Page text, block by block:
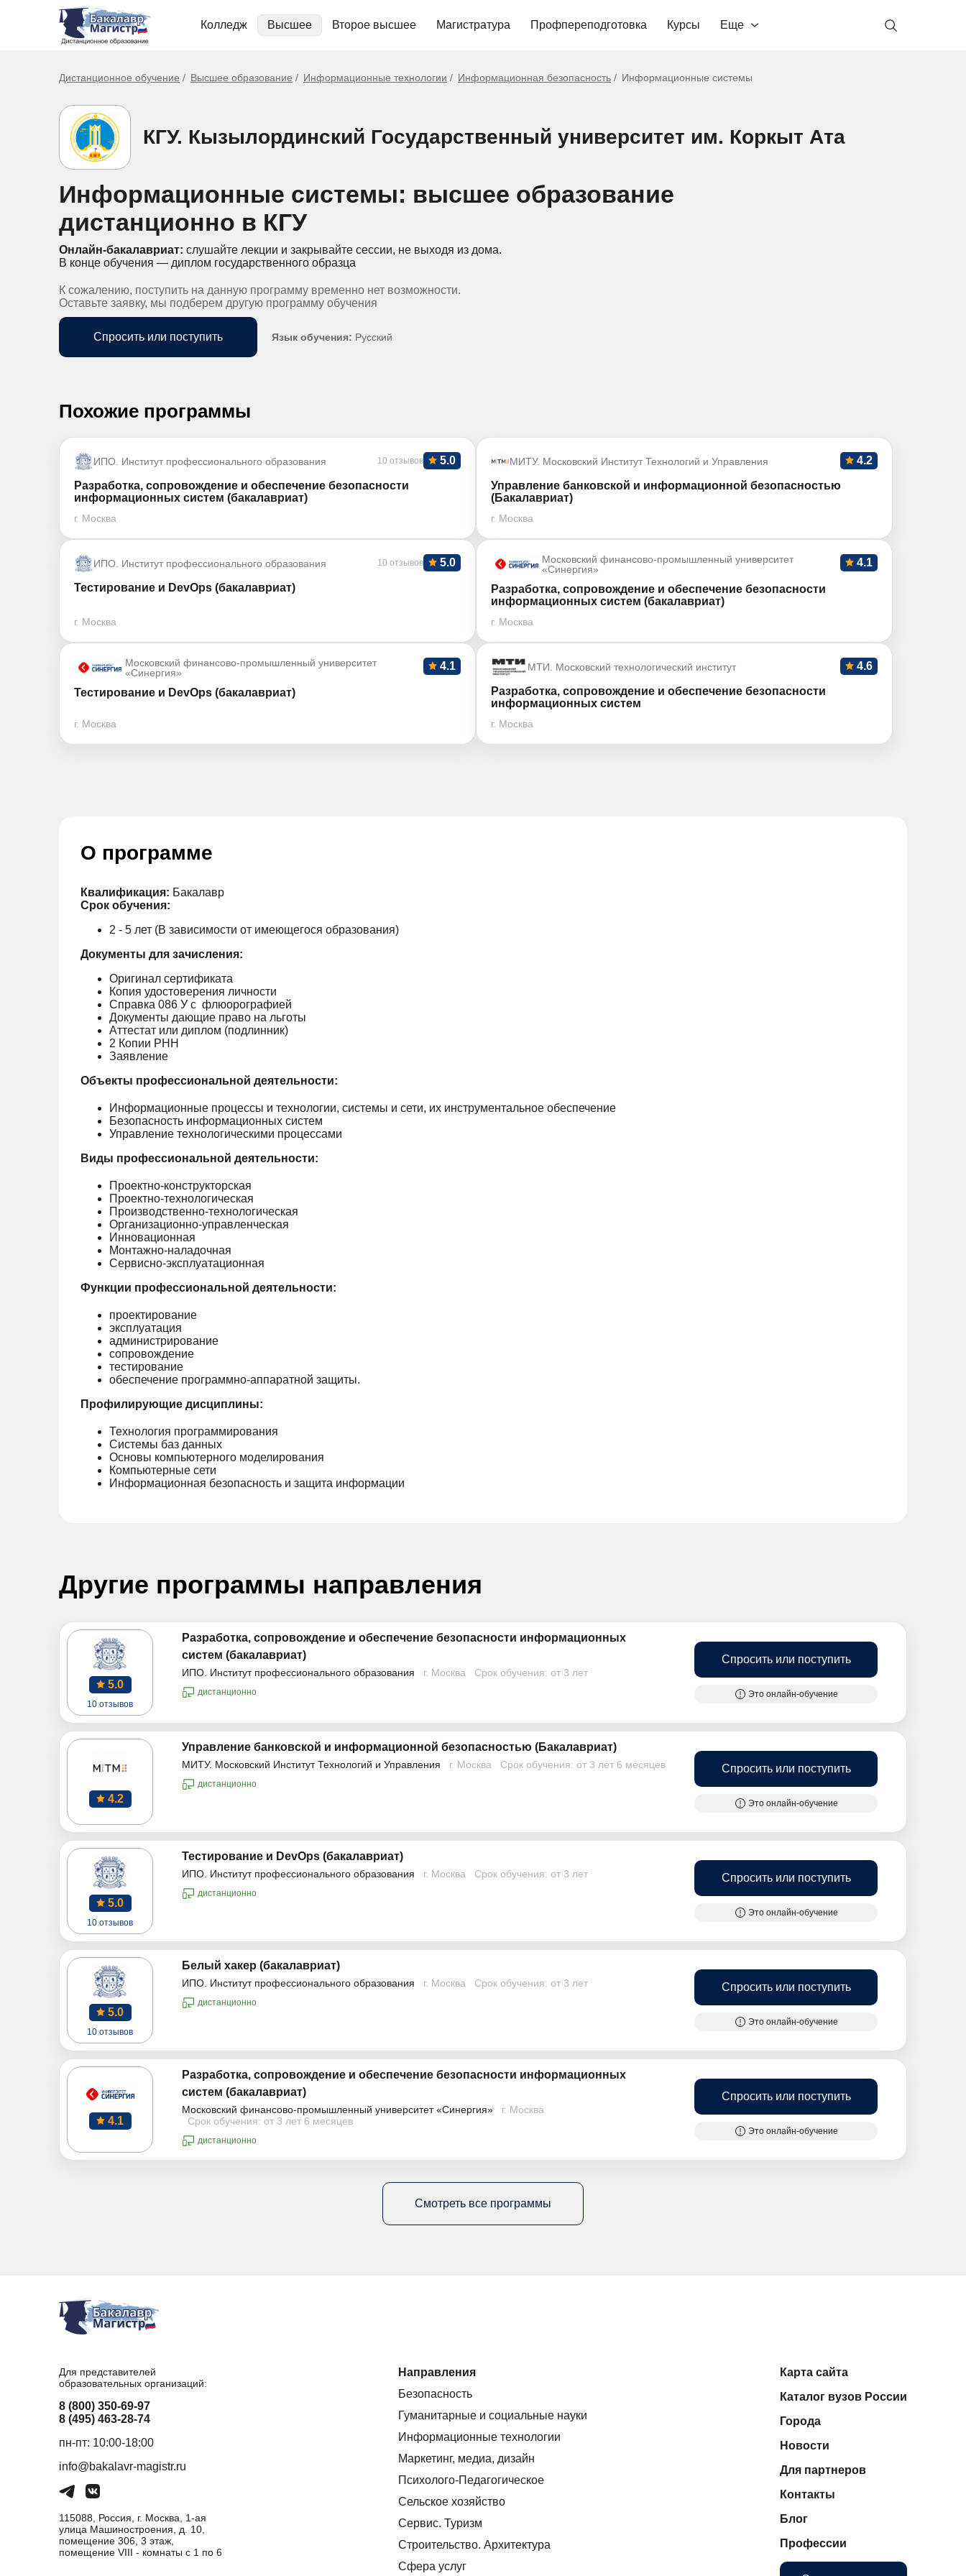
Колледж Высшее Второе высшее Магистратура Профпереподготовка Курсы Еще
Дистанционное обучение Высшее образование Информационные технологии Информационная безопасность Информационные системы
КГУ. Кызылординский Государственный университет им. Коркыт Ата
Информационные системы: высшее образование
дистанционно в КГУ
Онлайн-бакалавриат: слушайте лекции и закрывайте сессии, не выходя из дома.
В конце обучения — диплом государственного образца
К сожалению, поступить на данную программу временно нет возможности.
Оставьте заявку, мы подберем другую программу обучения
Спросить или поступить Язык обучения: Русский
Похожие программы
ИПО. Институт профессионального образования 10 отзывов 5.0
Разработка, сопровождение и обеспечение безопасности
информационных систем (бакалавриат)
г. Москва
МИТУ. Московский Институт Технологий и Управления 4.2
Управление банковской и информационной безопасностью
(Бакалавриат)
г. Москва
ИПО. Институт профессионального образования 10 отзывов 5.0
Тестирование и DevOps (бакалавриат)
г. Москва
Московский финансово-промышленный университет
«Синергия»
4.1
Разработка, сопровождение и обеспечение безопасности
информационных систем (бакалавриат)
г. Москва
Московский финансово-промышленный университет
«Синергия»
4.1
Тестирование и DevOps (бакалавриат)
г. Москва
МТИ. Московский технологический институт 4.6
Разработка, сопровождение и обеспечение безопасности
информационных систем
г. Москва
О программе
Квалификация: Бакалавр
Срок обучения:
2 - 5 лет (В зависимости от имеющегося образования)
Документы для зачисления:
Оригинал сертификата
Копия удостоверения личности
Справка 086 У с флюорографией
Документы дающие право на льготы
Аттестат или диплом (подлинник)
2 Копии РНН
Заявление
Объекты профессиональной деятельности:
Информационные процессы и технологии, системы и сети, их инструментальное обеспечение
Безопасность информационных систем
Управление технологическими процессами
Виды профессиональной деятельности:
Проектно-конструкторская
Проектно-технологическая
Производственно-технологическая
Организационно-управленческая
Инновационная
Монтажно-наладочная
Сервисно-эксплуатационная
Функции профессиональной деятельности:
проектирование
эксплуатация
администрирование
сопровождение
тестирование
обеспечение программно-аппаратной защиты.
Профилирующие дисциплины:
Технология программирования
Системы баз данных
Основы компьютерного моделирования
Компьютерные сети
Информационная безопасность и защита информации
Другие программы направления
5.0
10 отзывов
Разработка, сопровождение и обеспечение безопасности информационных
систем (бакалавриат)
ИПО. Институт профессионального образования г. Москва Срок обучения: от 3 лет
дистанционно
Спросить или поступить
Это онлайн-обучение
4.2
Управление банковской и информационной безопасностью (Бакалавриат)
МИТУ. Московский Институт Технологий и Управления г. Москва Срок обучения: от 3 лет 6 месяцев
дистанционно
Спросить или поступить
Это онлайн-обучение
5.0
10 отзывов
Тестирование и DevOps (бакалавриат)
ИПО. Институт профессионального образования г. Москва Срок обучения: от 3 лет
дистанционно
Спросить или поступить
Это онлайн-обучение
5.0
10 отзывов
Белый хакер (бакалавриат)
ИПО. Институт профессионального образования г. Москва Срок обучения: от 3 лет
дистанционно
Спросить или поступить
Это онлайн-обучение
4.1
Разработка, сопровождение и обеспечение безопасности информационных
систем (бакалавриат)
Московский финансово-промышленный университет «Синергия»
г. Москва
Срок обучения: от 3 лет 6 месяцев
дистанционно
Спросить или поступить
Это онлайн-обучение
Смотреть все программы
Для представителей
образовательных организаций:
8 (800) 350-69-97
8 (495) 463-28-74
пн-пт: 10:00-18:00
info@bakalavr-magistr.ru
115088, Россия, г. Москва, 1-ая
улица Машиностроения, д. 10,
помещение 306, 3 этаж,
помещение VIII - комнаты с 1 по 6
Направления
Безопасность
Гуманитарные и социальные науки
Информационные технологии
Маркетинг, медиа, дизайн
Психолого-Педагогическое
Сельское хозяйство
Сервис. Туризм
Строительство. Архитектура
Сфера услуг
Карта сайта
Каталог вузов России
Города
Новости
Для партнеров
Контакты
Блог
Профессии